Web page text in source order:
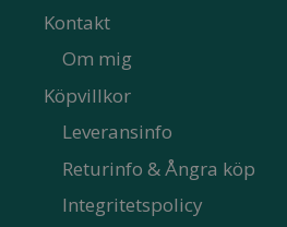
Kontakt
Om mig
Köpvillkor
Leveransinfo
Returinfo & Ångra köp
Integritetspolicy